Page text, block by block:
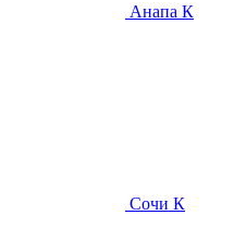
Анапа К
Сочи К